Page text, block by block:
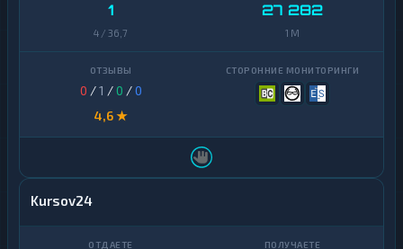
1
4 / 36,7
27 282
1 M
0 /1 /0 /0
4,6 ★
Kursov24